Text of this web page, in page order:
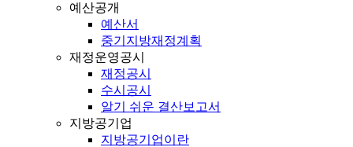
예산공개
예산서
중기지방재정계획
재정운영공시
재정공시
수시공시
알기 쉬운 결산보고서
지방공기업
지방공기업이란